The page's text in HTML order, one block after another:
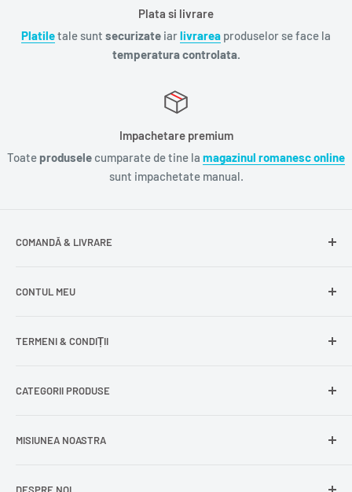
Plata si livrare
Platiletale sunt securizate iarlivrarea produselor se face la
temperatura controlata.
Impachetare premium
Toate produsele cumparate de tine la magazinul romanesc online
sunt impachetate manual.
COMANDĂ & LIVRARE
Livrare gratuită
CONTUL MEU
Comenzile mele
Cont nou
Comandă ca oaspete
TERMENI & CONDIȚII
Politica de returnare
Politica de expediere
CATEGORII PRODUSE
Dulciuri și snacks
MISIUNEA NOASTRA